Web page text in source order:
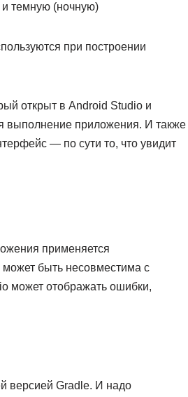
темную (ночную)
при построении
открыт в Android Studio и
выполнение приложения. И также
— по сути то, что увидит
применяется
быть несовместима с
может отображать ошибки,
версией Gradle. И надо